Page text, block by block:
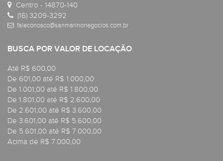
Centro - 14870-140
(16) 3209-3292
faleconosco@sanmarinonegocios.com.br
BUSCA POR VALOR DE LOCAÇÃO
Até R$ 600,00
De 601,00 até R$ 1.000,00
De 1.001,00 até R$ 1.800,00
De 1.801,00 até R$ 2.600,00
De 2.601,00 até R$ 3.600,00
De 3.601,00 até R$ 5.600,00
De 5.601,00 até R$ 7.000,00
Acima de R$ 7.000,00